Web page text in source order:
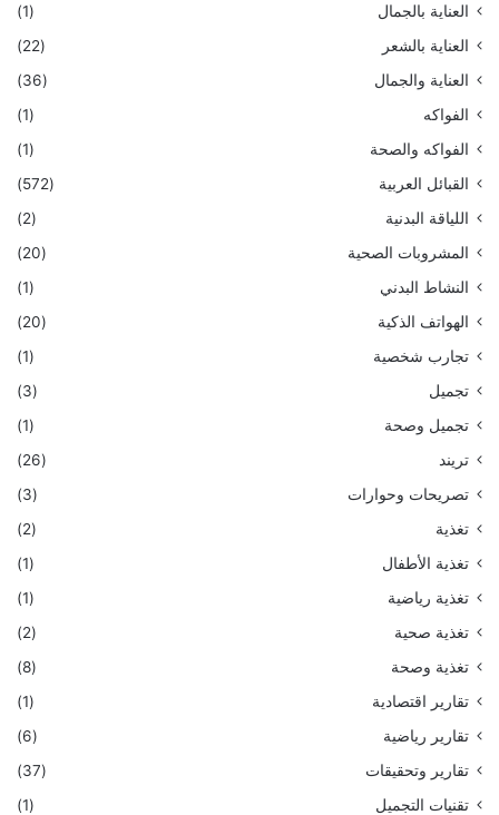
العناية بالجمال
(1)
العناية بالشعر
(22)
العناية والجمال
(36)
الفواكه
(1)
الفواكه والصحة
(1)
القبائل العربية
(572)
اللياقة البدنية
(2)
المشروبات الصحية
(20)
النشاط البدني
(1)
الهواتف الذكية
(20)
تجارب شخصية
(1)
تجميل
(3)
تجميل وصحة
(1)
تريند
(26)
تصريحات وحوارات
(3)
تغذية
(2)
تغذية الأطفال
(1)
تغذية رياضية
(1)
تغذية صحية
(2)
تغذية وصحة
(8)
تقارير اقتصادية
(1)
تقارير رياضية
(6)
تقارير وتحقيقات
(37)
تقنيات التجميل
(1)